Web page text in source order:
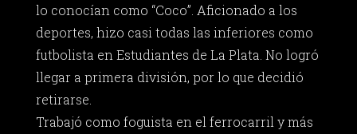
lo conocían como “Coco”. Aficionado a los
deportes, hizo casi todas las inferiores como
futbolista en Estudiantes de La Plata. No logró
llegar a primera división, por lo que decidió
retirarse.
Trabajó como foguista en el ferrocarril y más